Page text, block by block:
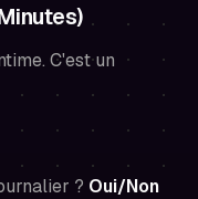
C'est un
? Oui/Non